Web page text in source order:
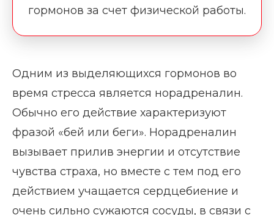
гормонов за счет физической работы.
Одним из выделяющихся гормонов во
время стресса является норадреналин.
Обычно его действие характеризуют
фразой «бей или беги». Норадреналин
вызывает прилив энергии и отсутствие
чувства страха, но вместе с тем под его
действием учащается сердцебиение и
очень сильно сужаются сосуды, в связи с